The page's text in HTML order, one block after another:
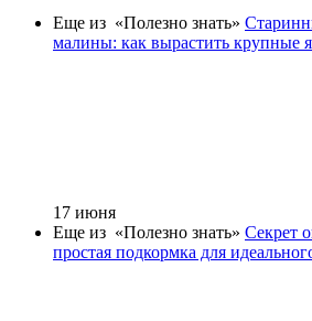
Еще из «Полезно знать»
малины: как вырастить крупные
17 июня
Еще из «Полезно знать» Секрет
простая подкормка для